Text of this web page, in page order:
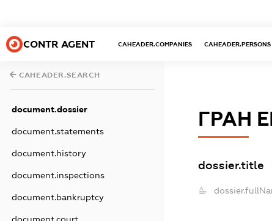
CONTR AGENT CAHEADER.COMPANIES CAHEADER.PERSONS
CAHEADER.SEARCH
document.dossier
document.statements
document.history
document.inspections
document.bankruptcy
ГРАН
dossier.title